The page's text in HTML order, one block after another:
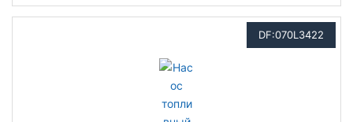
DF:070L3422